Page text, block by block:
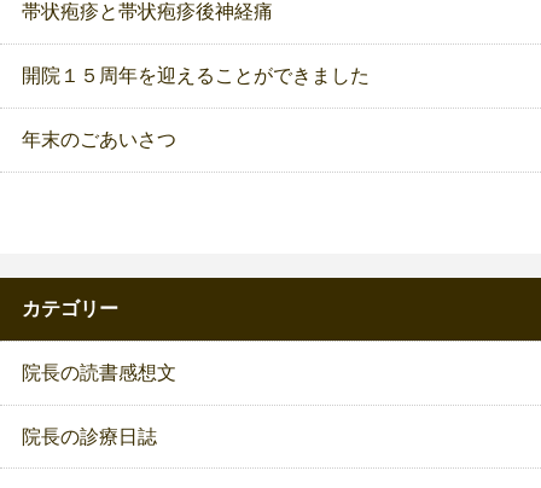
帯状疱疹と帯状疱疹後神経痛
開院１５周年を迎えることができました
年末のごあいさつ
カテゴリー
院長の読書感想文
院長の診療日誌